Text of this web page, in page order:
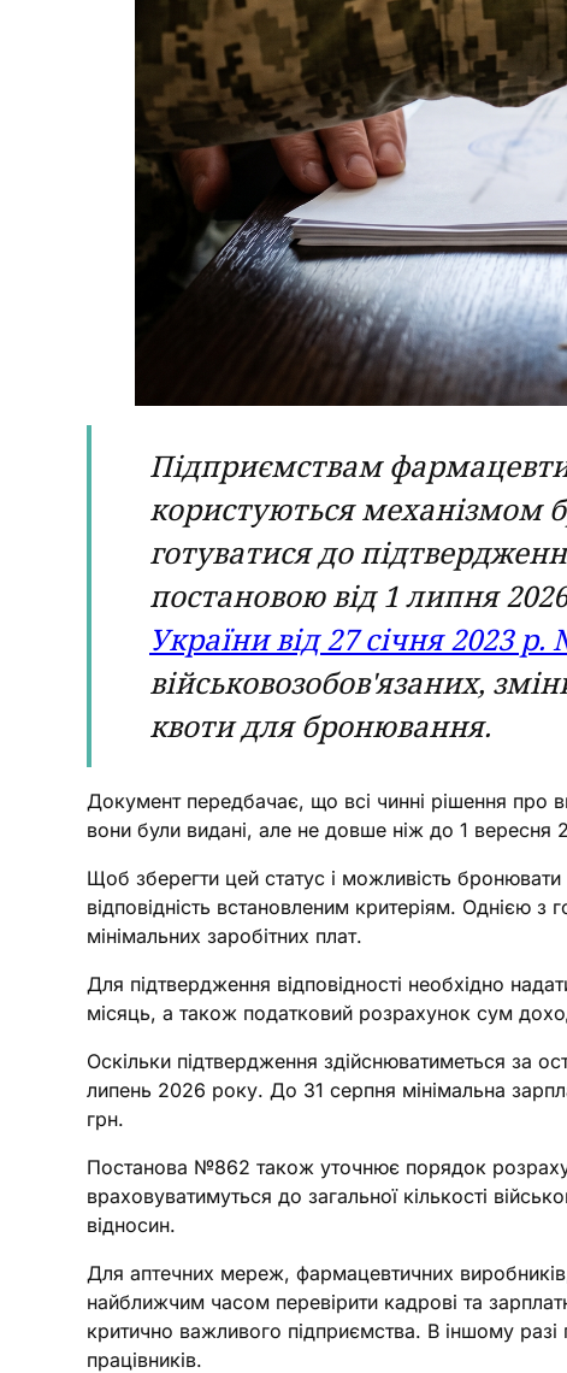
Підприємствам
користуються механізмом
готуватися до
постановою від 1 липня
України від 27 січня 2023
військовозобов'язаних,
квоти для бронювання.
Документ передбачає, що всі чинні рішення про
вони були видані, але не довше ніж до 1 вересня
Щоб зберегти цей статус і можливість
відповідність встановленим критеріям. Однією з
мінімальних заробітних плат.
Для підтвердження відповідності необхідно
місяць, а також податковий розрахунок сум
Оскільки підтвердження здійснюватиметься за
липень 2026 року. До 31 серпня мінімальна
грн.
Постанова №862 також уточнює порядок
враховуватимуться до загальної кількості
відносин.
Для аптечних мереж, фармацевтичних
найближчим часом перевірити кадрові та
критично важливого підприємства. В іншому
працівників.